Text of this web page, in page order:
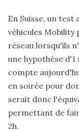
En Suisse, un test
véhicules Mobility
réseau lorsqu'ils
une hypothèse d'1
compte
en soirée pour
serait donc
permettant de
2h.